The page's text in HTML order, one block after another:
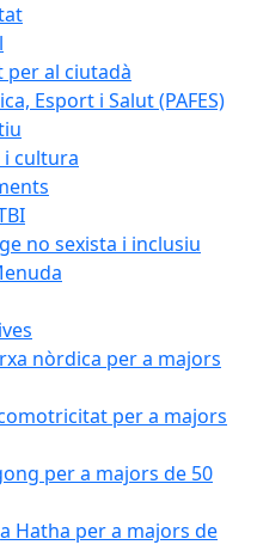
per al ciutadà
Esport i Salut (PAFES)
i cultura
no sexista i inclusiu
nòrdica per a majors
per a majors
per a majors de 50
Hatha per a majors de